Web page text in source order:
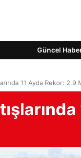
Güncel
11 Ayda Rekor: 2.9